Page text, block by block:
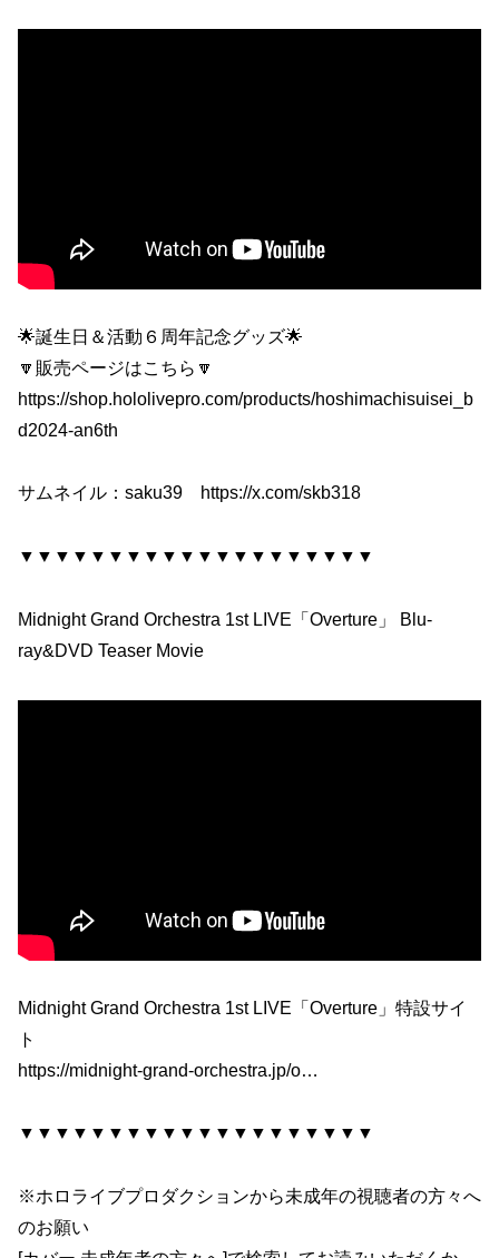
🌟誕生日＆活動６周年記念グッズ🌟
🔽販売ページはこちら🔽
https://shop.hololivepro.com/products/hoshimachisuisei_b
d2024-an6th
サムネイル：saku39 https://x.com/skb318
▼▼▼▼▼▼▼▼▼▼▼▼▼▼▼▼▼▼▼▼
Midnight Grand Orchestra 1st LIVE「Overture」 Blu-
ray&DVD Teaser Movie
Midnight Grand Orchestra 1st LIVE「Overture」特設サイ
ト
https://midnight-grand-orchestra.jp/o…
▼▼▼▼▼▼▼▼▼▼▼▼▼▼▼▼▼▼▼▼
※ホロライブプロダクションから未成年の視聴者の方々へ
のお願い